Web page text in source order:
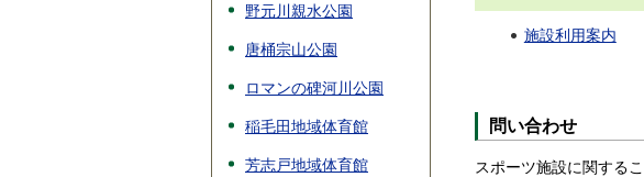
野元川親水公園
唐桶宗山公園
ロマンの碑河川公園
稲毛田地域体育館
芳志戸地域体育館
施設利用案内
問い合わせ
スポーツ施設に関する